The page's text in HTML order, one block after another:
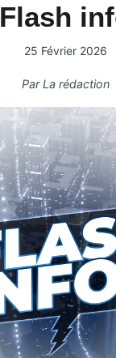
Flash
25 Février 2026
ParLa rédaction